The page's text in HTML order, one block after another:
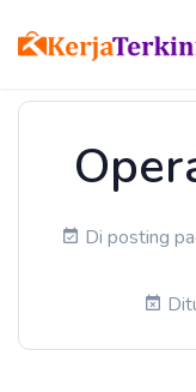
Di posting